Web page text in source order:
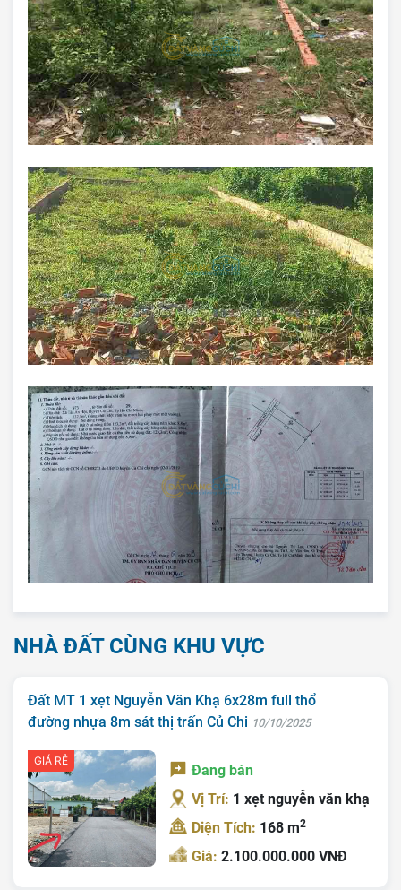
Trang chủ
NHÀ ĐẤT CÙNG KHU VỰC
Đất MT 1 xẹt Nguyễn Văn Khạ 6x28m full thổ
đường nhựa 8m sát thị trấn Củ Chi 10/10/2025
GIÁ RẺ
Đang bán
Vị Trí: 1 xẹt nguyễn văn khạ
Diện Tích: 168 m2
Giá:2.100.000.000 VNĐ